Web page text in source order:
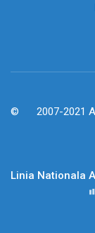
2007-2021
Linia Nationala